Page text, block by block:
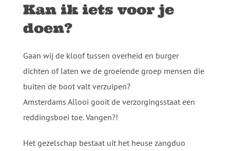
Kan ik iets voor je
doen?
Gaan wij de kloof tussen overheid en burger
dichten of laten we de groeiende groep mensen die
buiten de boot valt verzuipen?
Amsterdams Allooi gooit de verzorgingsstaat een
reddingsboei toe. Vangen?!
Het gezelschap bestaat uit het heuse zangduo